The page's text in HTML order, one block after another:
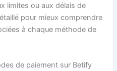
limites ou aux délais de
pour mieux comprendre
à chaque méthode de
de paiement sur Betify